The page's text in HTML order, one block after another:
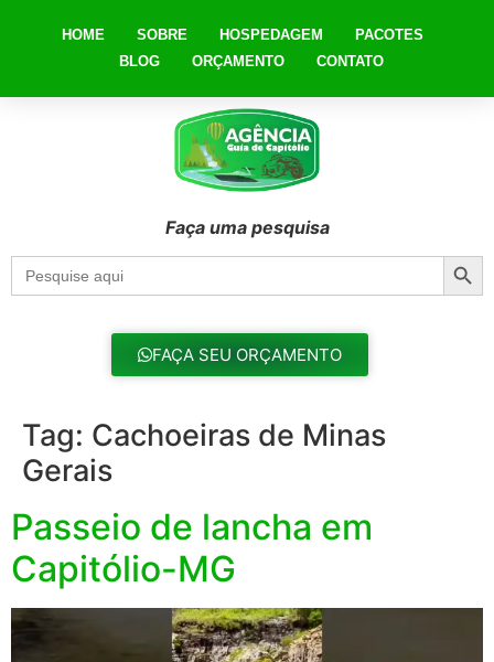
HOME SOBRE HOSPEDAGEM
PACOTES
BLOG
ORÇAMENTO CONTATO
Faça uma pesquisa
Search
for:
FAÇA SEU ORÇAMENTO
Tag: Cachoeiras de Minas
Gerais
Passeio de lancha em
Capitólio-MG